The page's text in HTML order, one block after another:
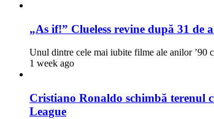
„As if!” Clueless revine după 31
Unul dintre cele mai iubite filme ale anilor ’90
1 week ago
Cristiano Ronaldo schimbă terenul
League